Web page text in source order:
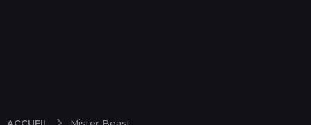
ACCUEIL Mister Beast